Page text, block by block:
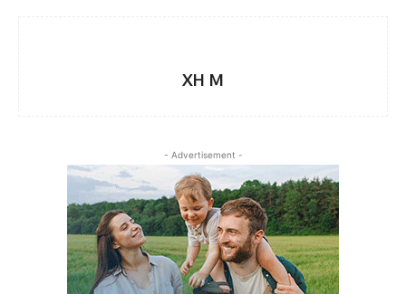
XH M
- Advertisement -